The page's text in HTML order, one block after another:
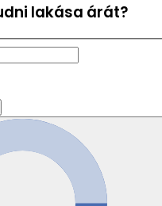
lakása árát?